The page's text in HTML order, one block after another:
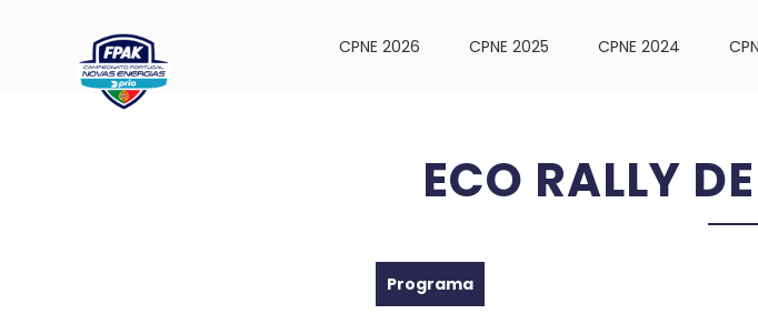
CPNE 2026 CPNE 2025 CPNE 2024
ECO RALLY
Programa